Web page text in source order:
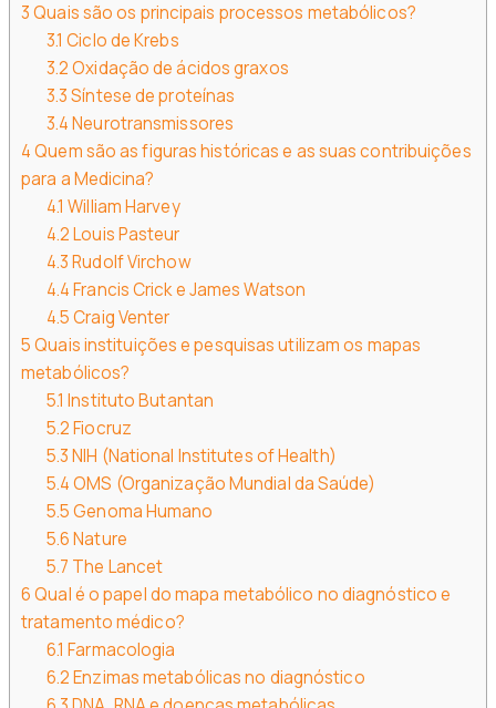
3Quais são os principais processos metabólicos?
3.1 Ciclo de Krebs
3.2Oxidação de ácidos graxos
3.3Síntese de proteínas
3.4Neurotransmissores
4Quem são as figuras históricas e as suas contribuições
para a Medicina?
4.1 William Harvey
4.2Louis Pasteur
4.3Rudolf Virchow
4.4Francis Crick e James Watson
4.5Craig Venter
5Quais instituições e pesquisas utilizam os mapas
metabólicos?
5.1 Instituto Butantan
5.2Fiocruz
5.3NIH (National Institutes of Health)
5.4OMS (Organização Mundial da Saúde)
5.5Genoma Humano
5.6Nature
5.7 The Lancet
6Qual é o papel do mapa metabólico no diagnóstico e
tratamento médico?
6.1 Farmacologia
6.2Enzimas metabólicas no diagnóstico